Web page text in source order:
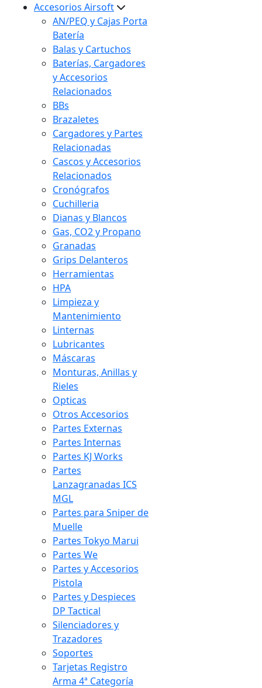
Accesorios Airsoft
AN/PEQ y Cajas Porta
Batería
Balas y Cartuchos
Baterías, Cargadores
y Accesorios
Relacionados
BBs
Brazaletes
Cargadores y Partes
Relacionadas
Cascos y Accesorios
Relacionados
Cronógrafos
Cuchilleria
Dianas y Blancos
Gas, CO2 y Propano
Granadas
Grips Delanteros
Herramientas
HPA
Limpieza y
Mantenimiento
Linternas
Lubricantes
Máscaras
Monturas, Anillas y
Rieles
Opticas
Otros Accesorios
Partes Externas
Partes Internas
Partes KJ Works
Partes
Lanzagranadas ICS
MGL
Partes para Sniper de
Muelle
Partes Tokyo Marui
Partes We
Partes y Accesorios
Pistola
Partes y Despieces
DP Tactical
Silenciadores y
Trazadores
Soportes
Tarjetas Registro
Arma 4ª Categoría